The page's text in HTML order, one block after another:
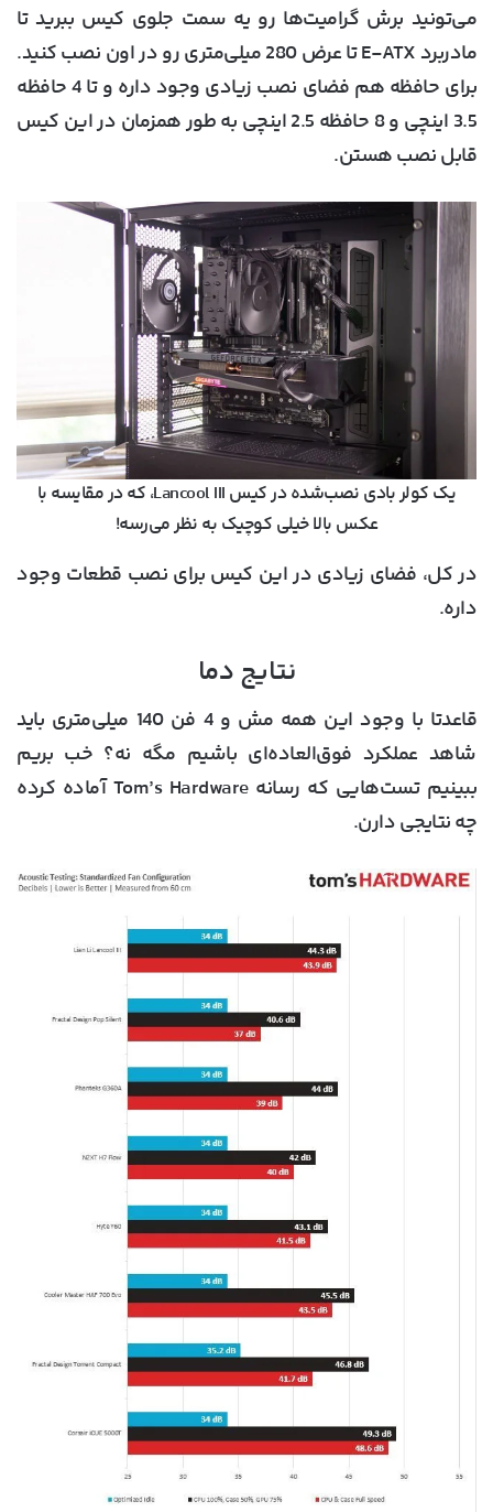
می‌تونید برش گرامیت‌ها رو یه سمت جلوی کیس ببرید تا
مادربرد E-ATX تا عرض 280 میلی‌متری رو در اون نصب کنید.
برای حافظه هم فضای نصب زیادی وجود داره و تا 4 حافظه
3.5 اینچی و 8 حافظه 2.5 اینچی به طور همزمان در این کیس
قابل نصب هستن.
یک کولر بادی نصب‌شده در کیس Lancool III، که در مقایسه با
عکس بالا خیلی کوچیک به نظر می‌رسه!
در کل، فضای زیادی در این کیس برای نصب قطعات وجود
داره.
نتایج دما
قاعدتا با وجود این همه مش و 4 فن 140 میلی‌متری باید
شاهد عملکرد فوق‌العاده‌ای باشیم مگه نه؟ خب بریم
ببینیم تست‌هایی که رسانه Tom’s Hardware آماده کرده
چه نتایجی دارن.